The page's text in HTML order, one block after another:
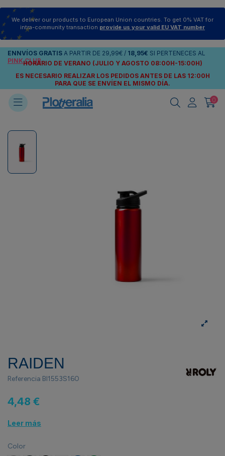
We deliver our products to European Union countries. To get 0% VAT for
intra-community transaction provide us your valid EU VAT number
ENNVÍOS GRATIS A PARTIR DE 29,99€ / 18,95€ SI PERTENECES AL
PINK CLUB
HORARIO DE VERANO (JULIO Y AGOSTO 08:00H-15:00H)
ES NECESARIO REALIZAR LOS PEDIDOS ANTES DE LAS 12:00H
PARA QUE SE ENVÍEN EL MISMO DÍA.
0
RAIDEN
Referencia BI1553S160
4,48 €
Leer más
Color